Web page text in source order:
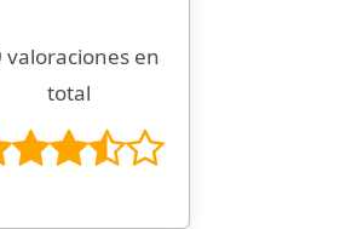
valoraciones en
total